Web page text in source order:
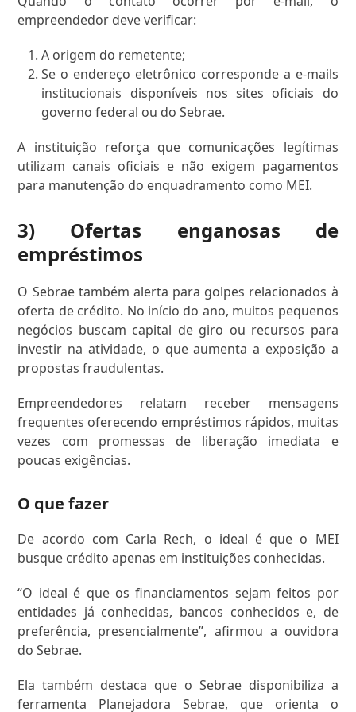
empreendedor deve verificar:
A origem do remetente;
Se o endereço eletrônico corresponde a e-mails
institucionais disponíveis nos sites oficiais do
governo federal ou do Sebrae.
A instituição reforça que comunicações legítimas
utilizam canais oficiais e não exigem pagamentos
para manutenção do enquadramento como MEI.
3) Ofertas enganosas de
empréstimos
O Sebrae também alerta para golpes relacionados à
oferta de crédito. No início do ano, muitos pequenos
negócios buscam capital de giro ou recursos para
investir na atividade, o que aumenta a exposição a
propostas fraudulentas.
Empreendedores relatam receber mensagens
frequentes oferecendo empréstimos rápidos, muitas
vezes com promessas de liberação imediata e
poucas exigências.
O que fazer
De acordo com Carla Rech, o ideal é que o MEI
busque crédito apenas em instituições conhecidas.
“O ideal é que os financiamentos sejam feitos por
entidades já conhecidas, bancos conhecidos e, de
preferência, presencialmente”, afirmou a ouvidora
do Sebrae.
Ela também destaca que o Sebrae disponibiliza a
ferramenta Planejadora Sebrae, que orienta o